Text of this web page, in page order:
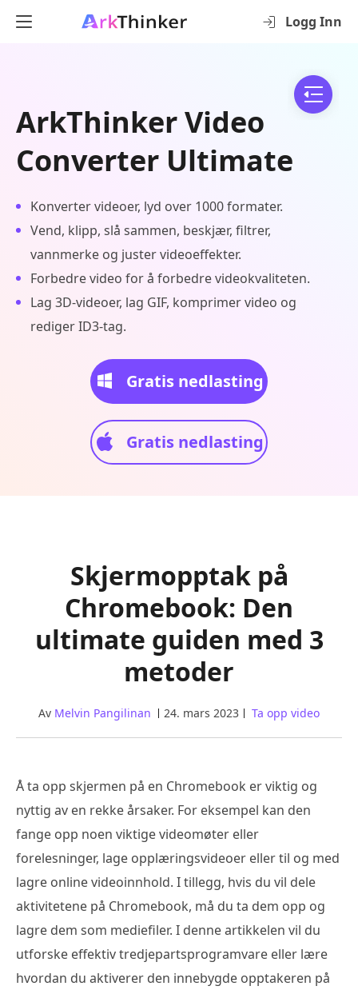
Logg Inn
ArkThinker Video
Converter Ultimate
Konverter videoer, lyd over 1000 formater.
Vend, klipp, slå sammen, beskjær, filtrer,
vannmerke og juster videoeffekter.
Forbedre video for å forbedre videokvaliteten.
Lag 3D-videoer, lag GIF, komprimer video og
rediger ID3-tag.
Gratis nedlasting
Gratis nedlasting
Skjermopptak på
Chromebook: Den
ultimate guiden med 3
metoder
Av Melvin Pangilinan 24. mars 2023 Ta opp video
Å ta opp skjermen på en Chromebook er viktig og
nyttig av en rekke årsaker. For eksempel kan den
fange opp noen viktige videomøter eller
forelesninger, lage opplæringsvideoer eller til og med
lagre online videoinnhold. I tillegg, hvis du vil dele
aktivitetene på Chromebook, må du ta dem opp og
lagre dem som mediefiler. I denne artikkelen vil du
utforske effektiv tredjepartsprogramvare eller lære
hvordan du aktiverer den innebygde opptakeren på